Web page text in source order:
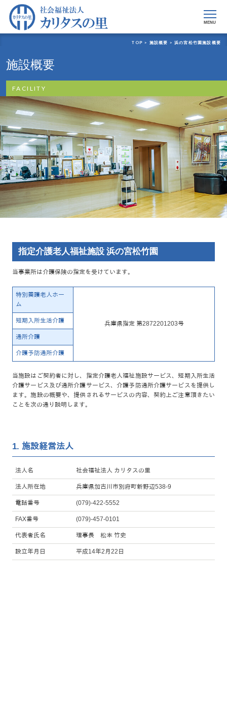
MENU
TOP > 施設概要 > 浜の宮松竹園施設概要
施設概要
FACILITY
指定介護老人福祉施設 浜の宮松竹園
当事業所は介護保険の指定を受けています。
特別養護老人ホー
ム
兵庫県指定 第2872201203号
短期入所生活介護
通所介護
介護予防通所介護
当施設はご契約者に対し、指定介護老人福祉施設サービス、短期入所生活
介護サービス及び通所介護サービス、介護予防通所介護サービスを提供し
ます。施設の概要や、提供されるサービスの内容、契約上ご注意頂きたい
ことを次の通り説明します。
1. 施設経営法人
法人名 社会福祉法人 カリタスの里
法人所在地 兵庫県加古川市別府町新野辺538-9
電話番号 (079)-422-5552
FAX番号 (079)-457-0101
代表者氏名 理事長 松本 竹史
設立年月日 平成14年2月22日